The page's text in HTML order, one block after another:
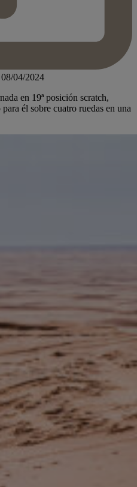
04/2024
en 19ª posición scratch,
él sobre cuatro ruedas en una